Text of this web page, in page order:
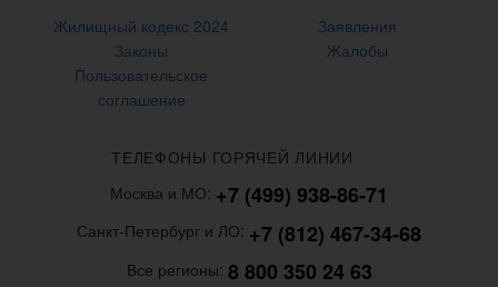
Жилищный кодекс 2024
Законы
Пользовательское
соглашение
Заявления
Жалобы
ТЕЛЕФОНЫ ГОРЯЧЕЙ ЛИНИИ
Москва и МО: +7 (499) 938-86-71
Санкт-Петербург и ЛО: +7 (812) 467-34-68
Все регионы: 8 800 350 24 63